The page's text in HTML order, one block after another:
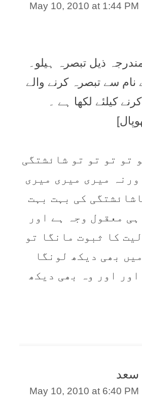
May 10, 2010 at 1:44 PM
ذيل تبصرہ ہیلو۔
نام سے تبصرہ کرنے والے
کيلئے لکھا ہے ۔
تو تو تو تو شائشتگی
میری میری میری
کی بہت بہت
معقول وجہ ہے اور
کا ثبوت مانگا تو
بھی دیکھ لونگا
اور اور وہ بھی دیکھ
سعد
May 10, 2010 at 6:40 PM